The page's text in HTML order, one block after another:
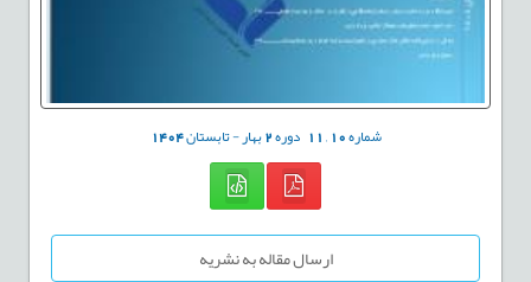
شماره10
,
11 دوره2بهار - تابستان1404
ارسال مقاله به نشریه